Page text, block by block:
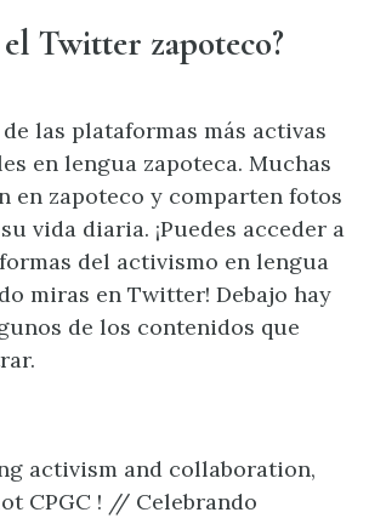
el Twitter zapoteco?
las plataformas más activas
en lengua zapoteca. Muchas
en zapoteco y comparten fotos
vida diaria. ¡Puedes acceder a
del activismo en lengua
miras en Twitter! Debajo hay
de los contenidos que
activism and collaboration,
CPGC ! // Celebrando